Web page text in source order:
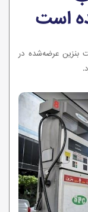
است
بنزین عرضه‌شده در